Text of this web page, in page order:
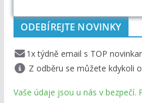
ODEBÍREJTE NOVINKY
1x týdně email s TOP
Z odběru se můžete kdykoli
Vaše údaje jsou u nás v bezpečí.